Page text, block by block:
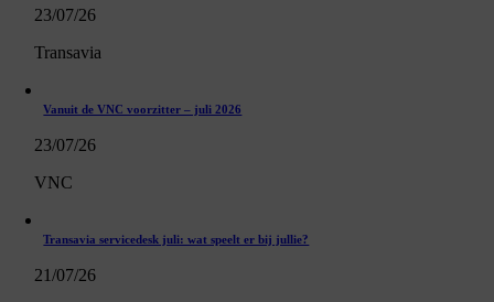
23/07/26
Transavia
Vanuit de VNC voorzitter – juli 2026
23/07/26
VNC
Transavia servicedesk juli: wat speelt er bij jullie?
21/07/26